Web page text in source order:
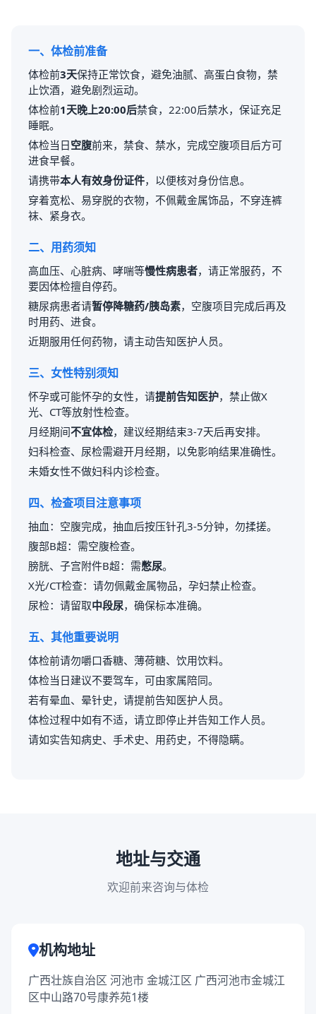
一、体检前准备
体检前3天保持正常饮食，避免油腻、高蛋白食物，禁
止饮酒，避免剧烈运动。
体检前1天晚上20:00后禁食，22:00后禁水，保证充足
睡眠。
体检当日空腹前来，禁食、禁水，完成空腹项目后方可
进食早餐。
请携带本人有效身份证件，以便核对身份信息。
穿着宽松、易穿脱的衣物，不佩戴金属饰品，不穿连裤
袜、紧身衣。
二、用药须知
高血压、心脏病、哮喘等慢性病患者，请正常服药，不
要因体检擅自停药。
糖尿病患者请暂停降糖药/胰岛素，空腹项目完成后再及
时用药、进食。
近期服用任何药物，请主动告知医护人员。
三、女性特别须知
怀孕或可能怀孕的女性，请提前告知医护，禁止做X
光、CT等放射性检查。
月经期间不宜体检，建议经期结束3-7天后再安排。
妇科检查、尿检需避开月经期，以免影响结果准确性。
未婚女性不做妇科内诊检查。
四、检查项目注意事项
抽血：空腹完成，抽血后按压针孔3-5分钟，勿揉搓。
腹部B超：需空腹检查。
膀胱、子宫附件B超：需憋尿。
X光/CT检查：请勿佩戴金属物品，孕妇禁止检查。
尿检：请留取中段尿，确保标本准确。
五、其他重要说明
体检前请勿嚼口香糖、薄荷糖、饮用饮料。
体检当日建议不要驾车，可由家属陪同。
若有晕血、晕针史，请提前告知医护人员。
体检过程中如有不适，请立即停止并告知工作人员。
请如实告知病史、手术史、用药史，不得隐瞒。
地址与交通
欢迎前来咨询与体检
机构地址
广西壮族自治区 河池市 金城江区 广西河池市金城江
区中山路70号康养苑1楼